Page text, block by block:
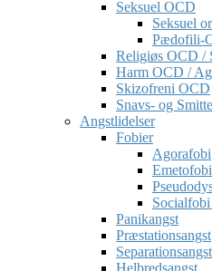
Seksuel OCD
Seksuel
Pædofili-
Religiøs OCD /
Harm OCD /
Skizofreni OCD
Snavs- og
Angstlidelser
Fobier
Agorafobi
Panikangst
Præstationsangst
Separationsangst